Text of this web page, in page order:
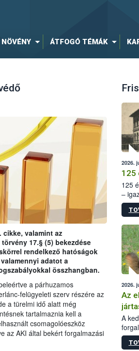
NÖVÉNY ÁTFOGÓ TÉMÁK
cikke, valamint az
17.§ (5) bekezdése
rendelkező hatóságok
adatot a
összhangban.
a párhuzamos
felügyeleti szerv részére az
a türelmi idő alatt még
tartalmaznia kell a
csomagolóeszköz
az AKI által bekért forgalmazási
2026.
125
125
–
15.
2026.
Az
A